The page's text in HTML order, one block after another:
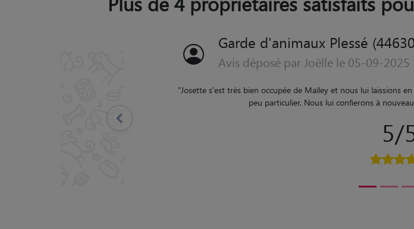
Garde d'animaux Plessé
Avis déposé par Emilie le 18-02-2023
"Aude est soucieuse du bien-être de l'animal. Vous pouvez
5/